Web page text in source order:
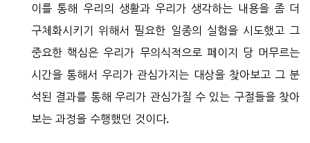
이를 통해 우리의 생활과 우리가 생각하는 내용을 좀 더
구체화시키기 위해서 필요한 일종의 실험을 시도했고 그
중요한 핵심은 우리가 무의식적으로 페이지 당 머무르는
시간을 통해서 우리가 관심가지는 대상을 찾아보고 그 분
석된 결과를 통해 우리가 관심가질 수 있는 구절들을 찾아
보는 과정을 수행했던 것이다.